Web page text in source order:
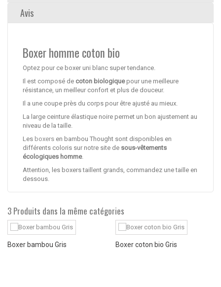
Avis
Boxer homme coton bio
Optez pour ce boxer uni blanc super tendance.
Il est composé de coton biologiquepour une meilleure
résistance, un meilleur confort et plus de douceur.
Il a une coupe près du corps pour être ajusté au mieux.
La large ceinture élastique noire permet un bon ajustement au
niveau de la taille.
Les boxers en bambou Thought sont disponibles en
différents coloris sur notre site de sous-vêtements
écologiques homme.
Attention, les boxers taillent grands, commandez une taille en
dessous.
3 Produits dans la même catégories
Boxer bambou Gris Boxer coton bio Gris